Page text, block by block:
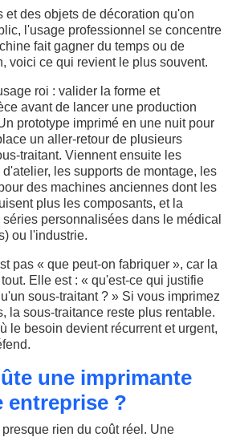
et des objets de décoration qu'on
l'usage professionnel se concentre
fait gagner du temps ou de
voici ce qui revient le plus souvent.
roi : valider la forme et
avant de lancer une production
prototype imprimé en une nuit pour
un aller-retour de plusieurs
traitant. Viennent ensuite les
les supports de montage, les
des machines anciennes dont les
plus les composants, et la
personnalisées dans le médical
ou l'industrie.
pas « que peut-on fabriquer », car la
Elle est : « qu'est-ce qui justifie
sous-traitant ? » Si vous imprimez
la sous-traitance reste plus rentable.
le besoin devient récurrent et urgent,
une imprimante
entreprise ?
rien du coût réel. Une